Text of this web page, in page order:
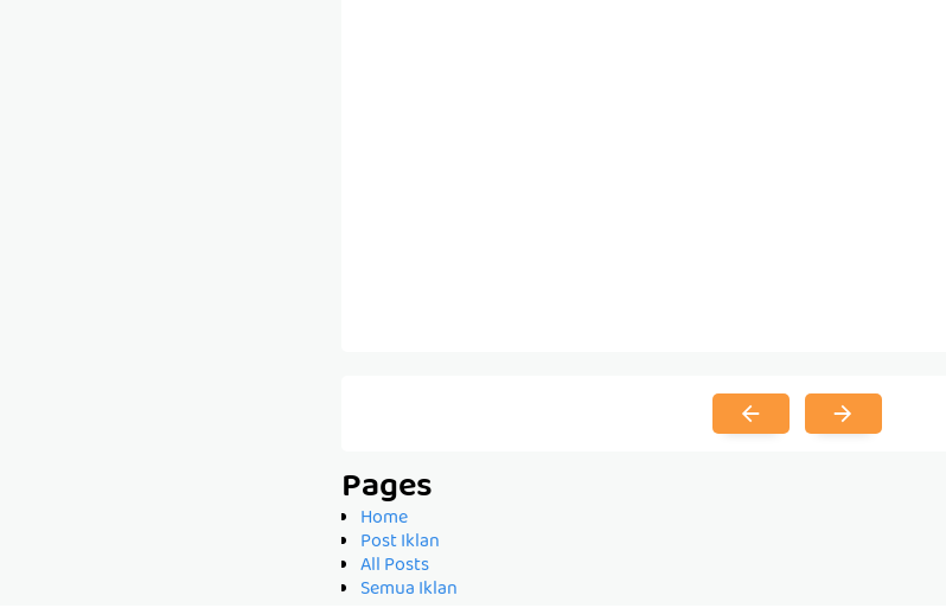
Pages
Home
Post Iklan
All Posts
Semua Iklan